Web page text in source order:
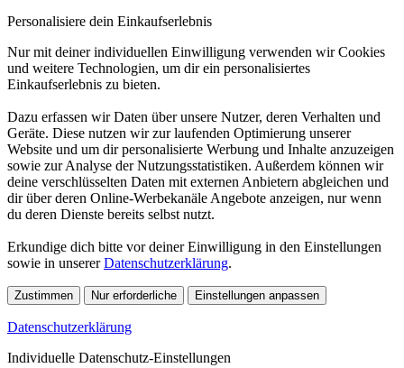
Personalisiere dein Einkaufserlebnis
Nur mit deiner individuellen Einwilligung verwenden wir Cookies
und weitere Technologien, um dir ein personalisiertes
Einkaufserlebnis zu bieten.
Dazu erfassen wir Daten über unsere Nutzer, deren Verhalten und
Geräte. Diese nutzen wir zur laufenden Optimierung unserer
Website und um dir personalisierte Werbung und Inhalte anzuzeigen
sowie zur Analyse der Nutzungsstatistiken. Außerdem können wir
deine verschlüsselten Daten mit externen Anbietern abgleichen und
dir über deren Online-Werbekanäle Angebote anzeigen, nur wenn
du deren Dienste bereits selbst nutzt.
Erkundige dich bitte vor deiner Einwilligung in den Einstellungen
sowie in unsererDatenschutzerklärung.
Zustimmen Nur erforderliche Einstellungen anpassen
Datenschutzerklärung
Individuelle Datenschutz-Einstellungen